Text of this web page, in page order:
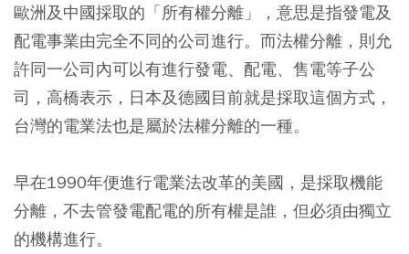
歐洲及中國採取的「所有權分離」，意思是指發電及
配電事業由完全不同的公司進行。而法權分離，則允
許同一公司內可以有進行發電、配電、售電等子公
司，高橋表示，日本及德國目前就是採取這個方式，
台灣的電業法也是屬於法權分離的一種。
早在1990年便進行電業法改革的美國，是採取機能
分離，不去管發電配電的所有權是誰，但必須由獨立
的機構進行。